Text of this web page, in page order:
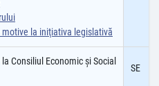
motive la iniţiativa legislativă
Consiliul Economic şi Social
SE